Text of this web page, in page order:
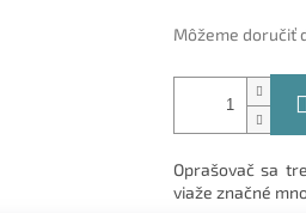
Môžeme doručiť
Oprašovač sa
viaže značné